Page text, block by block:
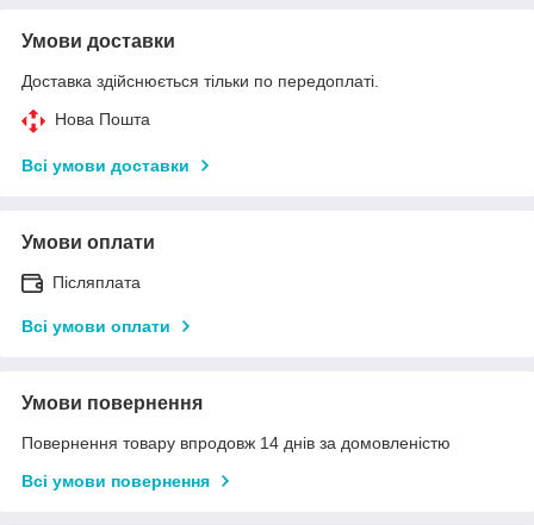
Умови доставки
Доставка здійснюється тільки по передоплаті.
Нова Пошта
Всі умови доставки
Умови оплати
Післяплата
Всі умови оплати
Умови повернення
Повернення товару впродовж 14 днів за домовленістю
Всі умови повернення